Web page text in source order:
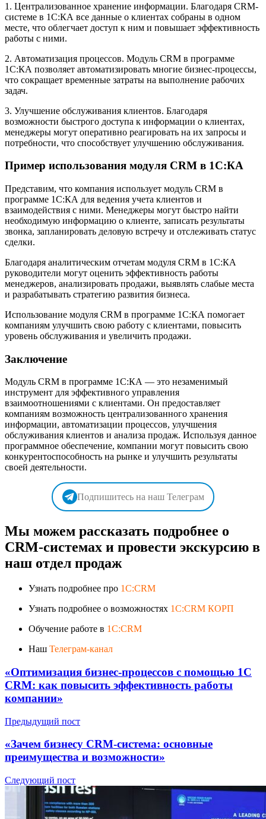
1. Централизованное хранение информации. Благодаря CRM-
системе в 1C:КА все данные о клиентах собраны в одном
месте, что облегчает доступ к ним и повышает эффективность
работы с ними.
2. Автоматизация процессов. Модуль CRM в программе
1C:КА позволяет автоматизировать многие бизнес-процессы,
что сокращает временные затраты на выполнение рабочих
задач.
3. Улучшение обслуживания клиентов. Благодаря
возможности быстрого доступа к информации о клиентах,
менеджеры могут оперативно реагировать на их запросы и
потребности, что способствует улучшению обслуживания.
Пример использования модуля CRM в 1C:КА
Представим, что компания использует модуль CRM в
программе 1C:КА для ведения учета клиентов и
взаимодействия с ними. Менеджеры могут быстро найти
необходимую информацию о клиенте, записать результаты
звонка, запланировать деловую встречу и отслеживать статус
сделки.
Благодаря аналитическим отчетам модуля CRM в 1C:КА
руководители могут оценить эффективность работы
менеджеров, анализировать продажи, выявлять слабые места
и разрабатывать стратегию развития бизнеса.
Использование модуля CRM в программе 1C:КА помогает
компаниям улучшить свою работу с клиентами, повысить
уровень обслуживания и увеличить продажи.
Заключение
Модуль CRM в программе 1C:КА — это незаменимый
инструмент для эффективного управления
взаимоотношениями с клиентами. Он предоставляет
компаниям возможность централизованного хранения
информации, автоматизации процессов, улучшения
обслуживания клиентов и анализа продаж. Используя данное
программное обеспечение, компании могут повысить свою
конкурентоспособность на рынке и улучшить результаты
своей деятельности.
Подпишитесь на наш Телеграм
Мы можем рассказать подробнее о
CRM-системах и провести экскурсию в
наш отдел продаж
Узнать подробнее про 1C:CRM
Узнать подробнее о возможностях 1C:CRM КОРП
Обучение работе в 1C:CRM
Наш Телеграм-канал
«Оптимизация бизнес-процессов с помощью 1С
CRM: как повысить эффективность работы
компании»
Предыдущий пост
«Зачем бизнесу CRM-система: основные
преимущества и возможности»
Следующий пост